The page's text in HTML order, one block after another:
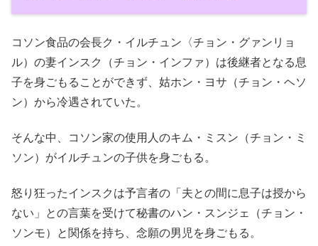
コソン食品の会長ク・イルチュン〈チョン・グァンリョ
ル）の妻インスク（チョン・インファ）は後継者となる息
子を身ごもることができず、姑ホン・ヨサ（チョン・ヘソ
ン）から冷遇されていた。
そんな中、コソン家の使用人のキム・ミスン（チョン・ミ
ソン）がイルチュンの子供を身ごもる。
怒り狂ったインスクは予言者の「夫との間に息子は授から
ない」との言葉を受けて秘書のハン・スンジェ（チョン・
ソンモ）と関係を持ち、念願の男児を身ごもる。